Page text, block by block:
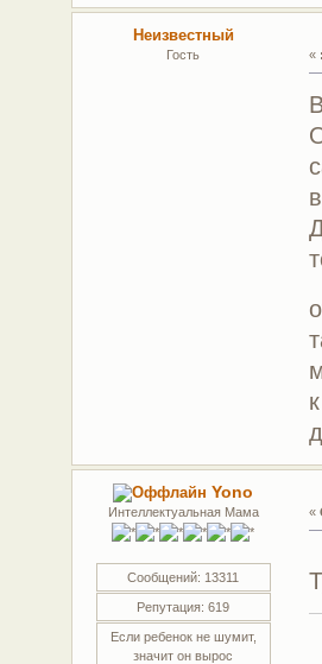
Неизвестный
Гость « :
Yono
Интеллектуальная Мама
Сообщений: 13311
Репутация: 619
Если ребенок не шумит,
значит он вырос
«